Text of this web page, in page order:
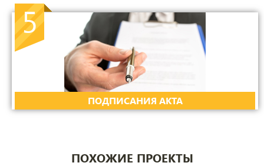
5
ПОДПИСАНИЯ АКТА
ПОХОЖИЕ ПРОЕКТЫ